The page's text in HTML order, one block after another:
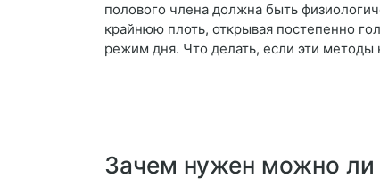
полового члена должна быть
крайнюю плоть, открывая постепенно
режим дня. Что делать, если эти методы
Зачем нужен можно ли